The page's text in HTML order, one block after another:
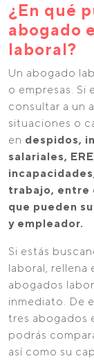
¿En qué
abogado
laboral?
Un abogado
o empresas. Si
consultar a un
situaciones o
en despidos,
salariales,
trabajo, entre
que pueden
y empleador.
Si estás
laboral, rellena
abogados
inmediato. De
tres abogados
podrás
así como su